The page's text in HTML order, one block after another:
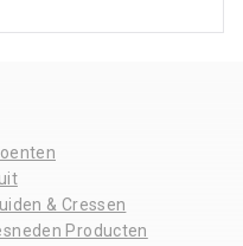
& Cressen
Producten